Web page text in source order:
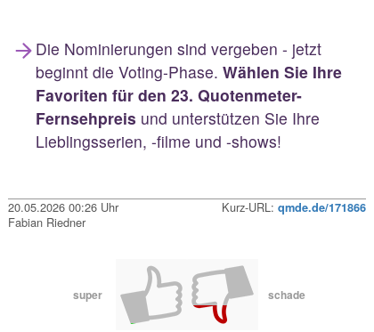
Die Nominierungen sind vergeben - jetzt
beginnt die Voting-Phase. Wählen Sie Ihre
Favoriten für den 23. Quotenmeter-
Fernsehpreis und unterstützen Sie Ihre
Lieblingsserien, -filme und -shows!
20.05.2026 00:26 Uhr Kurz-URL: qmde.de/171866
Fabian Riedner
super schade